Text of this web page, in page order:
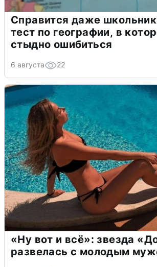
Справится даже
тест по географии, в
стыдно ошибиться
6 августа 22
«Ну вот и всё»: звезда
развелась с молодым